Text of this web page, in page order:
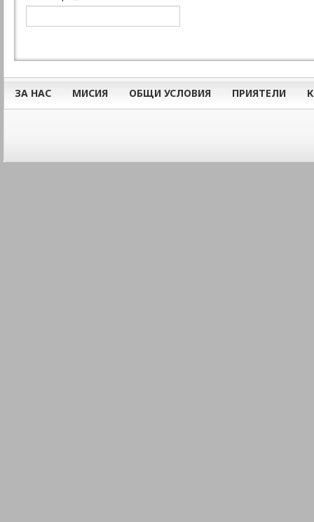
ЗА НАС МИСИЯ ОБЩИ УСЛОВИЯ ПРИЯТЕЛИ